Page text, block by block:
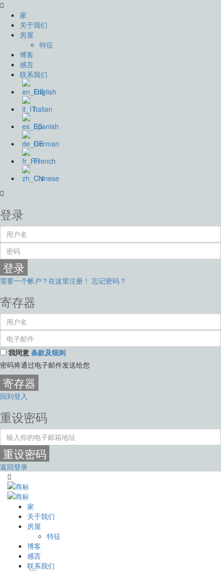
家
关于我们
房屋
特征
博客
感言
联系我们
English
Italian
Spanish
German
French
Chinese
登录
登录
需要一个帐户？在这里注册！ 忘记密码？
寄存器
我同意 条款及细则
密码将通过电子邮件发送给您
寄存器
回到登入
重设密码
重设密码
返回登录
家
关于我们
房屋
特征
博客
感言
联系我们